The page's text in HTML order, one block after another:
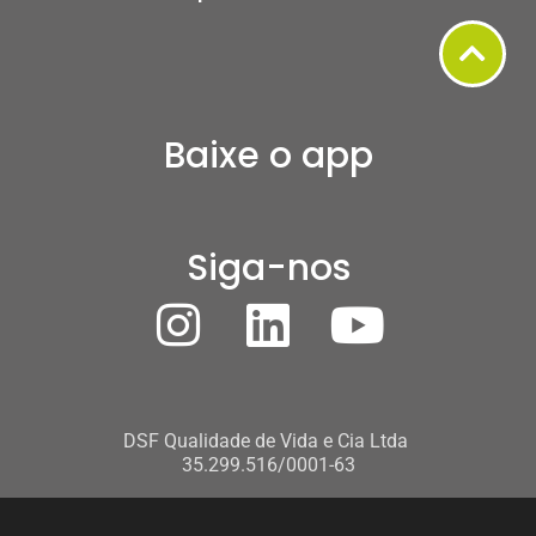
Baixe o app
Siga-nos
DSF Qualidade de Vida e Cia Ltda
35.299.516/0001-63